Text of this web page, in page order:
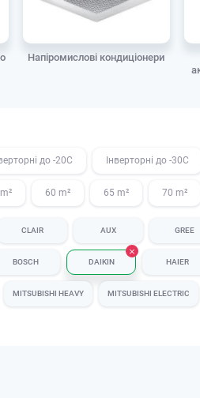
Напіромислові кондиціонери
до -20С Інверторні до -30С
60 m² 65 m² 70 m²
CLAIR AUX GREE
BOSCH DAIKIN HAIER
MITSUBISHI HEAVY MITSUBISHI ELECTRIC